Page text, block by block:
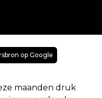
op Google
maanden druk